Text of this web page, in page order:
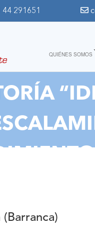
44 291651
QUIÉNES SOMOS
(Barranca)